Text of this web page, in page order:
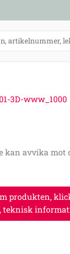
kan avvika mot
produkten,
teknisk